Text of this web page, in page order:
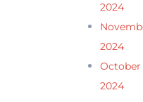
2024
2024
October
2024